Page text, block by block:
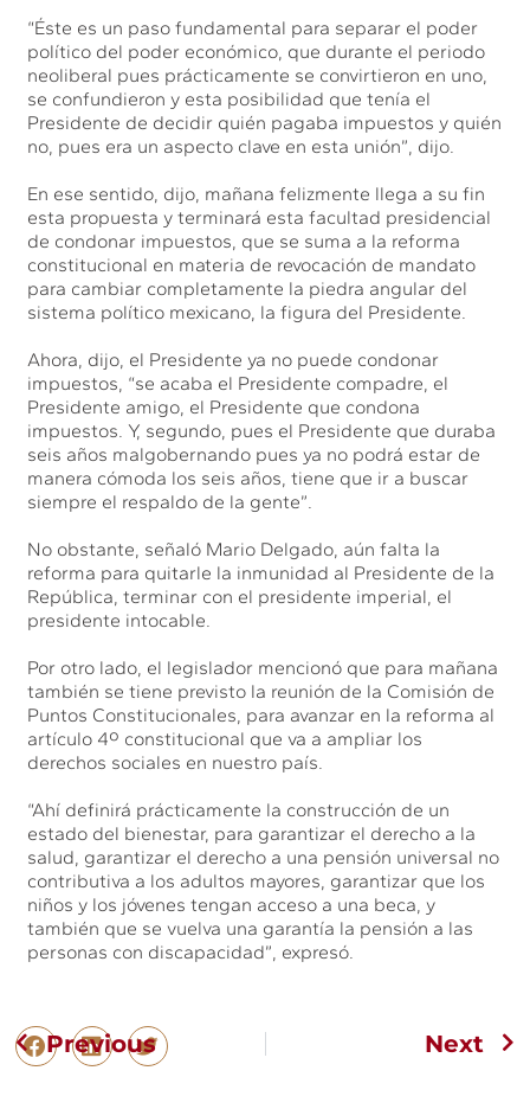
“Éste es un paso fundamental para separar el poder
político del poder económico, que durante el periodo
neoliberal pues prácticamente se convirtieron en uno,
se confundieron y esta posibilidad que tenía el
Presidente de decidir quién pagaba impuestos y quién
no, pues era un aspecto clave en esta unión”, dijo.
En ese sentido, dijo, mañana felizmente llega a su fin
esta propuesta y terminará esta facultad presidencial
de condonar impuestos, que se suma a la reforma
constitucional en materia de revocación de mandato
para cambiar completamente la piedra angular del
sistema político mexicano, la figura del Presidente.
Ahora, dijo, el Presidente ya no puede condonar
impuestos, “se acaba el Presidente compadre, el
Presidente amigo, el Presidente que condona
impuestos. Y, segundo, pues el Presidente que duraba
seis años malgobernando pues ya no podrá estar de
manera cómoda los seis años, tiene que ir a buscar
siempre el respaldo de la gente”.
No obstante, señaló Mario Delgado, aún falta la
reforma para quitarle la inmunidad al Presidente de la
República, terminar con el presidente imperial, el
presidente intocable.
Por otro lado, el legislador mencionó que para mañana
también se tiene previsto la reunión de la Comisión de
Puntos Constitucionales, para avanzar en la reforma al
artículo 4º constitucional que va a ampliar los
derechos sociales en nuestro país.
“Ahí definirá prácticamente la construcción de un
estado del bienestar, para garantizar el derecho a la
salud, garantizar el derecho a una pensión universal no
contributiva a los adultos mayores, garantizar que los
niños y los jóvenes tengan acceso a una beca, y
también que se vuelva una garantía la pensión a las
personas con discapacidad”, expresó.
Previous Next